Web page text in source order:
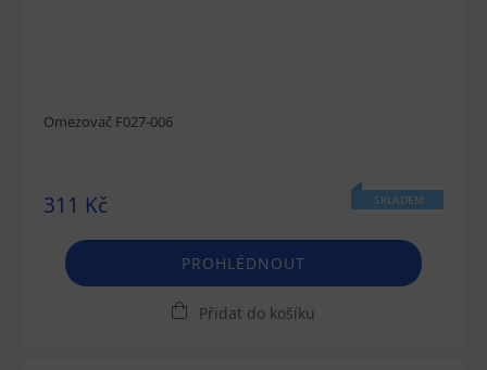
Omezovač F027-006
311 Kč SKLADEM
PROHLÉDNOUT
Přidat do košíku